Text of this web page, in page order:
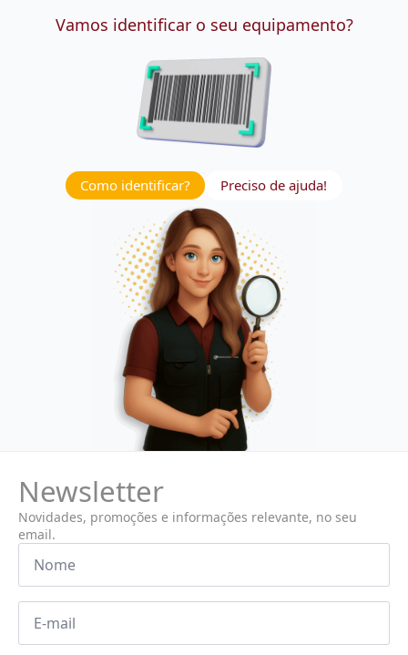
Vamos identificar o seu equipamento?
Como identificar? Preciso de ajuda!
Newsletter
Novidades, promoções e informações relevante, no seu
email.
Nome
Email